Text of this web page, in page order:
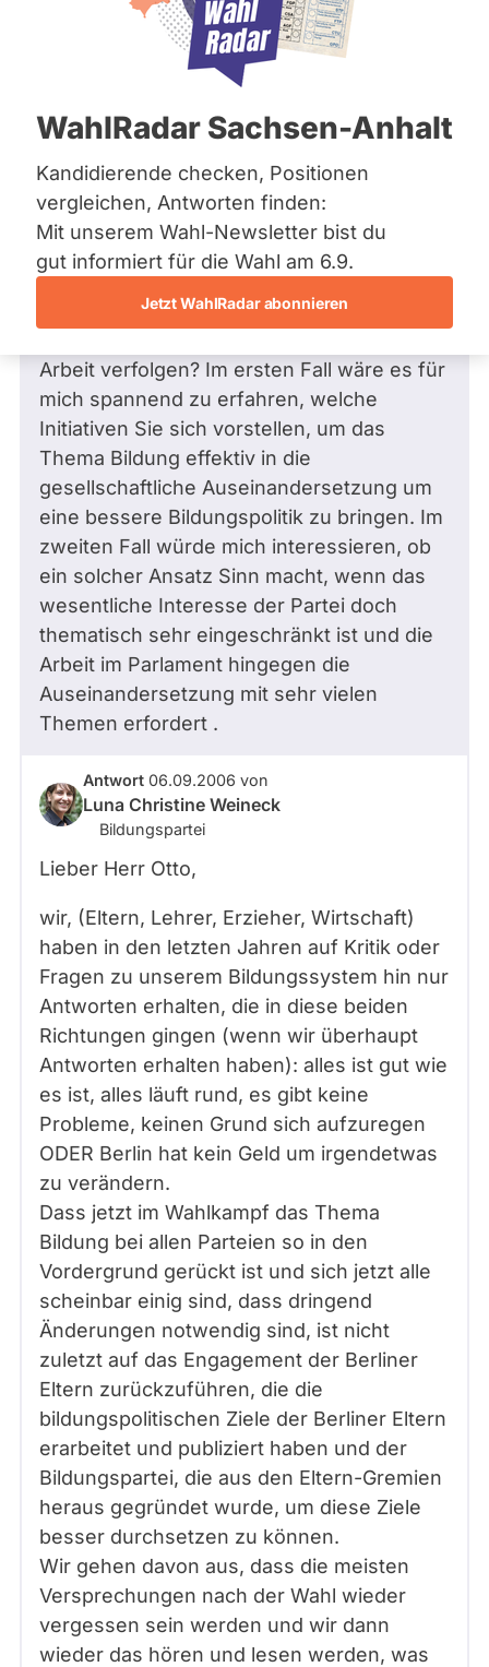
Bremen
Hamburg
Mecklenburg-Vorpommern
Nordrhein-Westfalen
Saarland
Sachsen
Sachsen-Anhalt
Sachsen-Anhalt
Schleswig-Holstein
Thüringen
Archiv
Über uns
WahlRadar Sachsen-Anhalt
Kandidierende checken, Positionen
vergleichen, Antworten finden:
Mit unserem Wahl-Newsletter bist du
gut informiert für die Wahl am 6.9.
Jetzt WahlRadar abonnieren
Zum Profil Frage stellen
zur
aktive
Frage von Marcus O. •02.09.2006
Frage an Luna Christine Weineck von
Marcus O.bezüglich Wissenschaft,
Forschung und Technologie
Liebe Frau Weineck,
warum bedarf es für die Bildung eigentlich
einer eigenen Partei?
Wollen Sie ein Thema (Bildung) forcieren
Arbeit verfolgen? Im ersten Fall wäre es für
mich spannend zu erfahren, welche
Initiativen Sie sich vorstellen, um das
Thema Bildung effektiv in die
gesellschaftliche Auseinandersetzung um
eine bessere Bildungspolitik zu bringen. Im
zweiten Fall würde mich interessieren, ob
ein solcher Ansatz Sinn macht, wenn das
wesentliche Interesse der Partei doch
thematisch sehr eingeschränkt ist und die
Arbeit im Parlament hingegen die
Auseinandersetzung mit sehr vielen
Themen erfordert .
Antwort 06.09.2006 von
Luna Christine Weineck
Bildungspartei
Lieber Herr Otto,
wir, (Eltern, Lehrer, Erzieher, Wirtschaft)
haben in den letzten Jahren auf Kritik oder
Fragen zu unserem Bildungssystem hin nur
Antworten erhalten, die in diese beiden
Richtungen gingen (wenn wir überhaupt
Antworten erhalten haben): alles ist gut wie
es ist, alles läuft rund, es gibt keine
Probleme, keinen Grund sich aufzuregen
ODER Berlin hat kein Geld um irgendetwas
zu verändern.
Dass jetzt im Wahlkampf das Thema
Bildung bei allen Parteien so in den
Vordergrund gerückt ist und sich jetzt alle
scheinbar einig sind, dass dringend
Änderungen notwendig sind, ist nicht
zuletzt auf das Engagement der Berliner
Eltern zurückzuführen, die die
bildungspolitischen Ziele der Berliner Eltern
erarbeitet und publiziert haben und der
Bildungspartei, die aus den Eltern-Gremien
heraus gegründet wurde, um diese Ziele
besser durchsetzen zu können.
Wir gehen davon aus, dass die meisten
Versprechungen nach der Wahl wieder
vergessen sein werden und wir dann
wieder das hören und lesen werden, was